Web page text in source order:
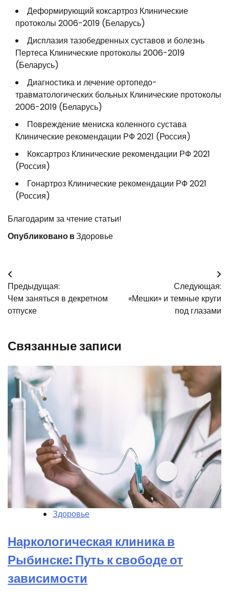
Деформирующий коксартроз Клинические
протоколы 2006-2019 (Беларусь)
Дисплазия тазобедренных суставов и болезнь
Пертеса Клинические протоколы 2006-2019
(Беларусь)
Диагностика и лечение ортопедо-
травматологических больных Клинические протоколы
2006-2019 (Беларусь)
Повреждение мениска коленного сустава
Клинические рекомендации РФ 2021 (Россия)
Коксартроз Клинические рекомендации РФ 2021
(Россия)
Гонартроз Клинические рекомендации РФ 2021
(Россия)
Благодарим за чтение статьи!
Опубликовано вЗдоровье
Навигация
по
записям
Предыдущая:
Чем заняться в декретном
отпуске
Следующая:
«Мешки» и темные круги
под глазами
Связанные записи
Здоровье
Наркологическая клиника в
Рыбинске: Путь к свободе от
зависимости